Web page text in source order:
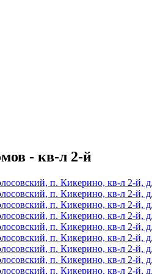
- кв-л 2-й
п. Кикерино, кв-л 2-й,
п. Кикерино, кв-л 2-й,
п. Кикерино, кв-л 2-й,
п. Кикерино, кв-л 2-й,
п. Кикерино, кв-л 2-й,
п. Кикерино, кв-л 2-й,
п. Кикерино, кв-л 2-й,
п. Кикерино, кв-л 2-й,
п. Кикерино, кв-л 2-й,